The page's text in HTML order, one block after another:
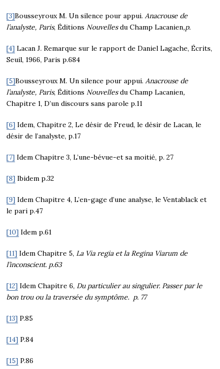
[3]Bousseyroux M. Un silence pour appui.Anacrouse de
l’analyste, Paris, Éditions Nouvellesdu Champ Lacanien,p.
[4] Lacan J. Remarque sur le rapport de Daniel Lagache, Écrits,
Seuil, 1966, Paris p.684
[5]Bousseyroux M. Un silence pour appui.Anacrouse de
l’analyste, Paris, Éditions Nouvellesdu Champ Lacanien,
Chapitre 1, D’un discours sans parole p.11
[6] Idem, Chapitre 2, Le désir de Freud, le désir de Lacan, le
désir de l’analyste, p.17
[7] Idem Chapitre 3, L’une-bévue-et sa moitié, p. 27
[8] Ibidem p.32
[9] Idem Chapitre 4, L’en-gage d’une analyse, le Ventablack et
le pari p.47
[10] Idem p.61
[11] Idem Chapitre 5, La Via regiaet la Regina Viarum de
l’inconscient. p.63
[12] Idem Chapitre 6, Du particulier au singulier. Passer par le
bon trou ou la traversée du symptôme. p. 77
[13] P.85
[14] P.84
[15] P.86